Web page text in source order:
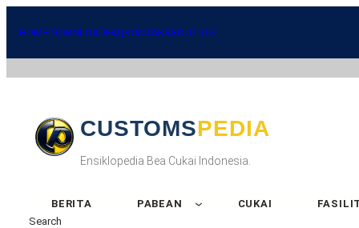
HOMEDOWNLOADFAQKONTAKABOUT US
CUSTOMSPEDIA
Ensiklopedia Bea Cukai Indonesia.
BERITA PABEAN CUKAI
Search